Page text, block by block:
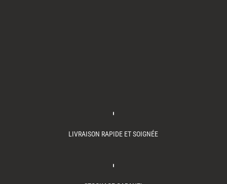
LIVRAISON RAPIDE ET SOIGNÉE